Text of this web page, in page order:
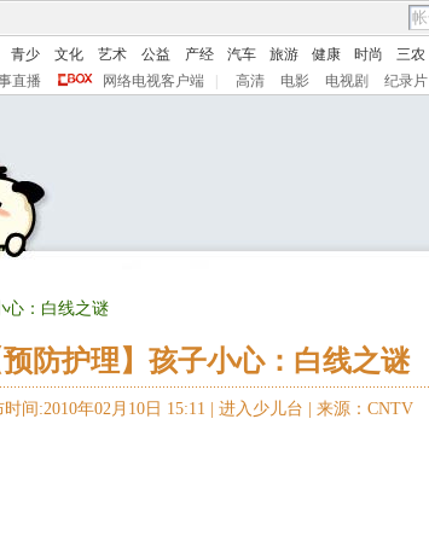
青少 文化 艺术 公益 产经 汽车 旅游 健康 时尚 三农
直播 网络电视客户端 高清 电影 电视剧 纪录片
心：白线之谜
预防护理】孩子小心：白线之谜
间:2010年02月10日 15:11 | 进入少儿台 来源：CNTV